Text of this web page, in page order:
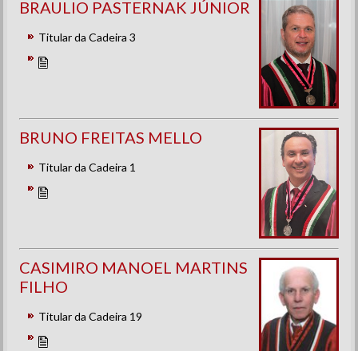
BRAULIO PASTERNAK JÚNIOR
Titular da Cadeira 3
BRUNO FREITAS MELLO
Titular da Cadeira 1
CASIMIRO MANOEL MARTINS
FILHO
Titular da Cadeira 19